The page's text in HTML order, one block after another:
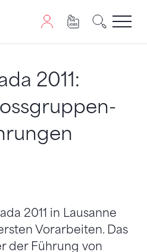
wird JavaScript benötigt.
2011:
2011 in Lausanne
Vorarbeiten. Das
der Führung von